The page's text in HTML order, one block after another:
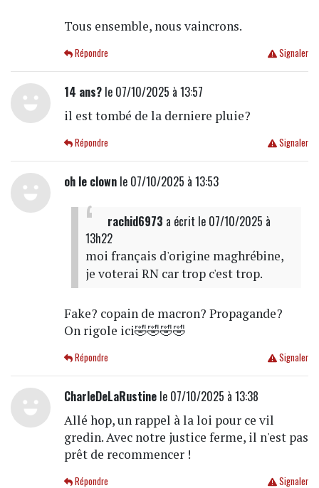
Tous ensemble, nous vaincrons.
Signaler
Répondre
14 ans?le 07/10/2025 à 13:57
il est tombé de la derniere pluie?
Signaler
Répondre
oh le clownle 07/10/2025 à 13:53
rachid6973 a écrit le 07/10/2025 à
13h22
moi français d'origine maghrébine,
je voterai RN car trop c'est trop.
Fake? copain de macron? Propagande?
On rigole ici🤣🤣🤣🤣
Signaler
Répondre
CharleDeLaRustinele 07/10/2025 à 13:38
Allé hop, un rappel à la loi pour ce vil
gredin. Avec notre justice ferme, il n'est pas
prêt de recommencer !
Signaler
Répondre